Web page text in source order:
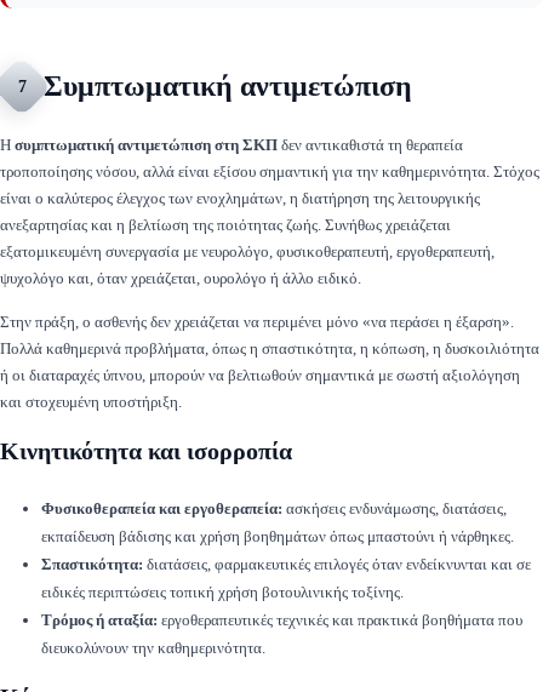
7 Συμπτωματική αντιμετώπιση
Η συμπτωματική αντιμετώπιση στη ΣΚΠ δεν αντικαθιστά τη θεραπεία
τροποποίησης νόσου, αλλά είναι εξίσου σημαντική για την καθημερινότητα. Στόχος
είναι ο καλύτερος έλεγχος των ενοχλημάτων, η διατήρηση της λειτουργικής
ανεξαρτησίας και η βελτίωση της ποιότητας ζωής. Συνήθως χρειάζεται
εξατομικευμένη συνεργασία με νευρολόγο, φυσικοθεραπευτή, εργοθεραπευτή,
ψυχολόγο και, όταν χρειάζεται, ουρολόγο ή άλλο ειδικό.
Στην πράξη, ο ασθενής δεν χρειάζεται να περιμένει μόνο «να περάσει η έξαρση».
Πολλά καθημερινά προβλήματα, όπως η σπαστικότητα, η κόπωση, η δυσκοιλιότητα
ή οι διαταραχές ύπνου, μπορούν να βελτιωθούν σημαντικά με σωστή αξιολόγηση
και στοχευμένη υποστήριξη.
Κινητικότητα και ισορροπία
Φυσικοθεραπεία και εργοθεραπεία: ασκήσεις ενδυνάμωσης, διατάσεις,
εκπαίδευση βάδισης και χρήση βοηθημάτων όπως μπαστούνι ή νάρθηκες.
Σπαστικότητα: διατάσεις, φαρμακευτικές επιλογές όταν ενδείκνυνται και σε
ειδικές περιπτώσεις τοπική χρήση βοτουλινικής τοξίνης.
Τρόμος ή αταξία: εργοθεραπευτικές τεχνικές και πρακτικά βοηθήματα που
διευκολύνουν την καθημερινότητα.